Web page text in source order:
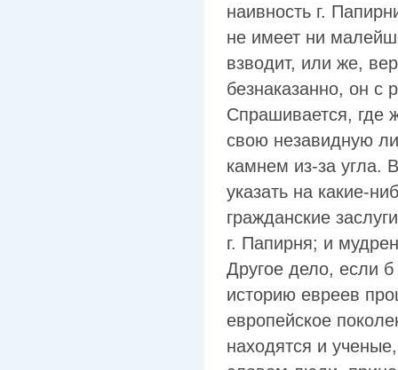
наивность г.
не имеет ни
взводит, или же,
безнаказанно, он с
Спрашивается, где
свою незавидную
камнем из-за угла.
указать на какие-
гражданские
г. Папирня; и
Другое дело, если б
историю евреев
европейское
находятся и